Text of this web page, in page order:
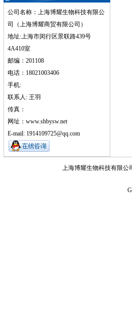
公司名称：上海博耀生物科技有限公
司（上海博耀商贸有限公司）
地址:上海市闵行区景联路439号
4A410室
邮编：201108
电话：18021003406
手机:
联系人: 王羽
传真：
网址：www.shbysw.net
E-mail: 1914109725@qq.com
上海博耀生物科技有限公